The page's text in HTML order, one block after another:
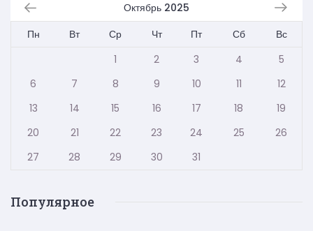
Октябрь 2025
Пн
Вт Ср Чт Пт Сб
Вс
1
2 3 4
5
6
7 8 9 10 11
12
13
14 15 16 17 18
19
20
21 22 23 24 25
26
27
28 29 30 31
Популярное